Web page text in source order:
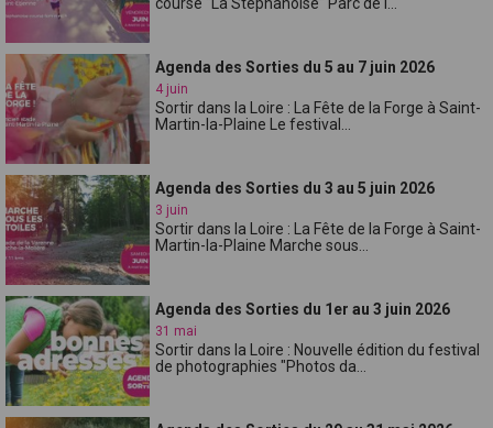
Agenda des Sorties du 5 au 7 juin 2026
4 juin
Sortir dans la Loire : La Fête de la Forge à Saint-
Martin-la-Plaine Le festival...
Agenda des Sorties du 3 au 5 juin 2026
3 juin
Sortir dans la Loire : La Fête de la Forge à Saint-
Martin-la-Plaine Marche sous...
Agenda des Sorties du 1er au 3 juin 2026
31 mai
Sortir dans la Loire : Nouvelle édition du festival
de photographies "Photos da...